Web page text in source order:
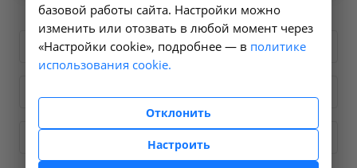
- Выберите специализацию
- Выберите город
базовой работы сайта. Настройки можно
изменить или отозвать в любой момент через
«Настройки cookie», подробнее — в политике
использования cookie.
Отклонить
Настроить